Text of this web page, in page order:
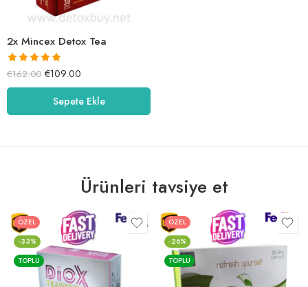
2x Mincex Detox Tea
5 üzerinden
5.38oy aldı
€162.00 €109.00
Sepete Ekle
Ürünleri tavsiye et
ÖZEL
-33%
TOPLU
ÖZEL
-26%
TOPLU